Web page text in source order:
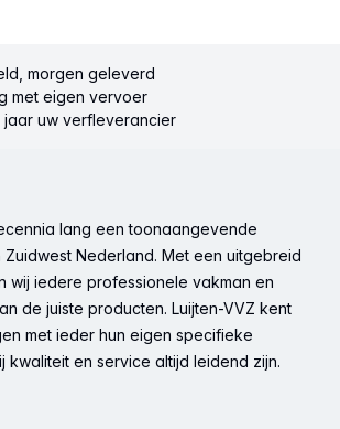
morgen geleverd
met eigen vervoer
jaar uw verfleverancier
lang een toonaangevende
Nederland. Met een uitgebreid
wij iedere professionele vakman en
de juiste producten. Luijten-VVZ kent
met ieder hun eigen specifieke
kwaliteit en service altijd leidend zijn.